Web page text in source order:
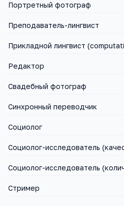
Портретный фотограф
Преподаватель-лингвист
Прикладной лингвист
Редактор
Свадебный фотограф
Синхронный переводчик
Социолог
Социолог-исследователь
Социолог-исследователь
Стример